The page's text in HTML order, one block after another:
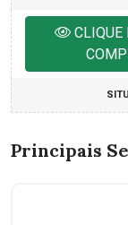
CLIQUE
Principais